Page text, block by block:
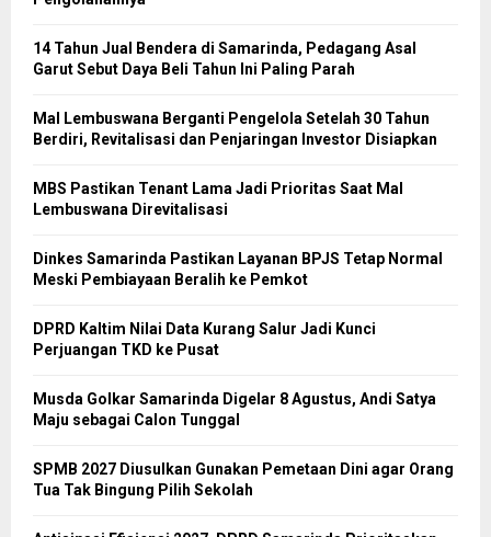
14 Tahun Jual Bendera di Samarinda, Pedagang Asal
Garut Sebut Daya Beli Tahun Ini Paling Parah
Mal Lembuswana Berganti Pengelola Setelah 30 Tahun
Berdiri, Revitalisasi dan Penjaringan Investor Disiapkan
MBS Pastikan Tenant Lama Jadi Prioritas Saat Mal
Lembuswana Direvitalisasi
Dinkes Samarinda Pastikan Layanan BPJS Tetap Normal
Meski Pembiayaan Beralih ke Pemkot
DPRD Kaltim Nilai Data Kurang Salur Jadi Kunci
Perjuangan TKD ke Pusat
Musda Golkar Samarinda Digelar 8 Agustus, Andi Satya
Maju sebagai Calon Tunggal
SPMB 2027 Diusulkan Gunakan Pemetaan Dini agar Orang
Tua Tak Bingung Pilih Sekolah